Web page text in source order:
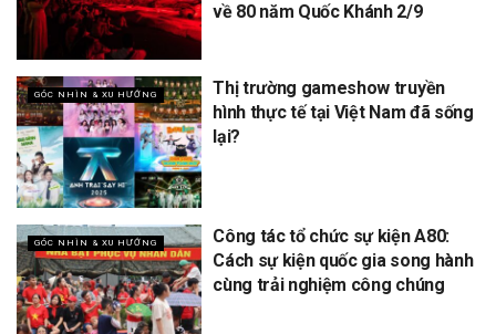
về 80 năm Quốc Khánh 2/9
GÓC NHÌN & XU HƯỚNG
Thị trường gameshow truyền
hình thực tế tại Việt Nam đã sống
lại?
GÓC NHÌN & XU HƯỚNG
Công tác tổ chức sự kiện A80:
Cách sự kiện quốc gia song hành
cùng trải nghiệm công chúng